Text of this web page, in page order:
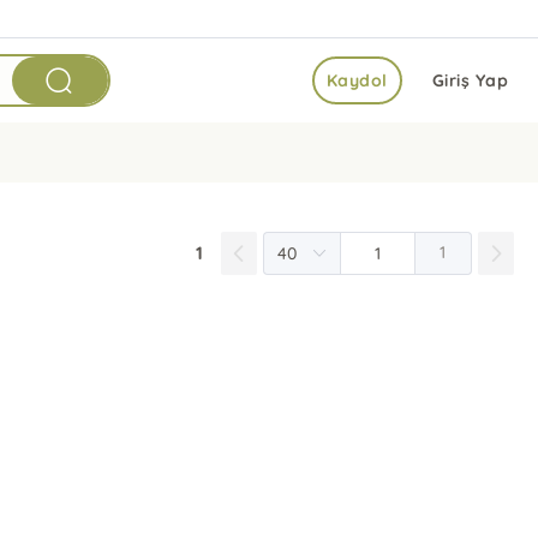
Giriş Yap
Kaydol
1 1